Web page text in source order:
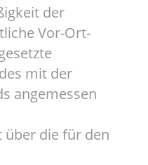
der
Vor-Ort-
mit der
angemessen
über die für den